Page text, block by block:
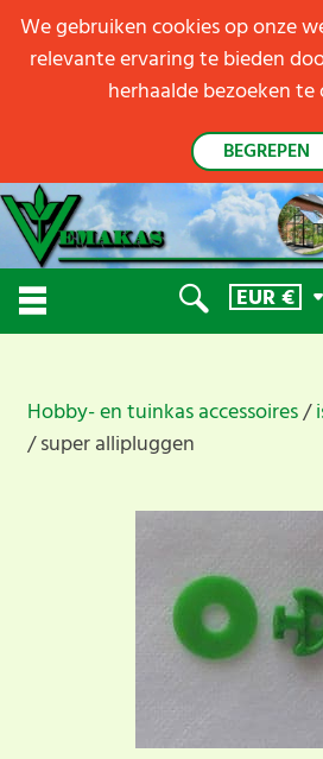
EUR€
Hobby- en tuinkas accessoires
super allipluggen
We gebruiken cookies op onze
relevante ervaring te bieden
herhaalde bezoeken
BEGREPEN